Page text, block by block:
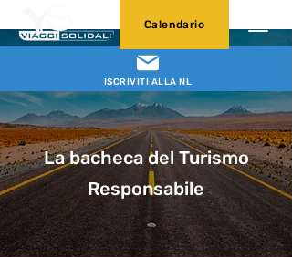
ISCRIVITI ALLA NL
Calendario
La bacheca del Turismo
Responsabile